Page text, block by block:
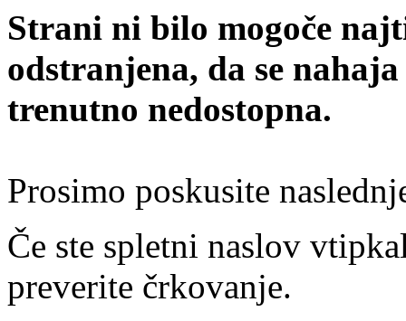
Strani ni bilo mogoče
odstranjena, da se
trenutno nedostopna.
Prosimo poskusite
Če ste spletni naslov
preverite črkovanje.